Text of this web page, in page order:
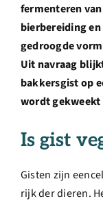
Over ons
Ondernemer
fermenteren
bierbereiding
gedroogde
Uit navraag
bakkersgist op
wordt gekweekt
Is gist
Gisten zijn
rijk der dieren.